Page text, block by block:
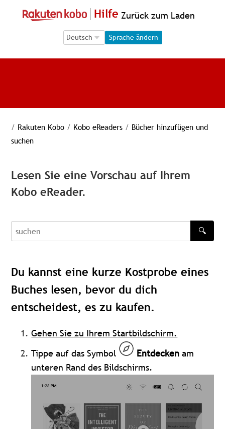
Hilfe Zurück zum Laden
Language Selection
Language Selection
Sprache ändern
/ Rakuten Kobo / Kobo eReaders / Bücher hinzufügen und
suchen
Lesen Sie eine Vorschau auf Ihrem
Kobo eReader.
recherche
🔍
Du kannst eine kurze Kostprobe eines
Buches lesen, bevor du dich
entscheidest, es zu kaufen.
Gehen Sie zu Ihrem Startbildschirm.
Tippe auf das Symbol
Entdeckenam
unteren Rand des Bildschirms.